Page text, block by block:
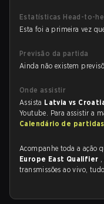
Estatísticas Head-to-
Esta foi a primeira vez
Previsão da partida
Ainda não existem
Onde assistir
Assista Latvia vs
Youtube. Para assistir a
Calendário de
Acompanhe toda a ação
Europe East Qualifier
transmissões ao vivo,